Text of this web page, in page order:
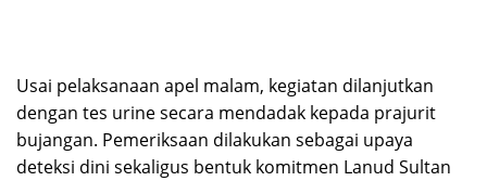
Usai pelaksanaan apel malam, kegiatan dilanjutkan
dengan tes urine secara mendadak kepada prajurit
bujangan. Pemeriksaan dilakukan sebagai upaya
deteksi dini sekaligus bentuk komitmen Lanud Sultan